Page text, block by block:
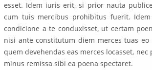
esset. Idem iuris erit, si prior nauta
cum tuis mercibus prohibitus fuerit.
condicione a te conduxisset, ut certam
nisi ante constitutum diem merces tuas eo
quem devehendas eas merces locasset,
minus remissa sibi ea poena spectaret.